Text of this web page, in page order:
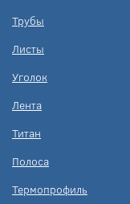
Трубы
Листы
Уголок
Лента
Титан
Полоса
Термопрофиль